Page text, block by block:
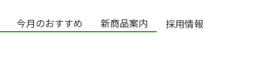
今月のおすすめ 新商品案内 採用情報